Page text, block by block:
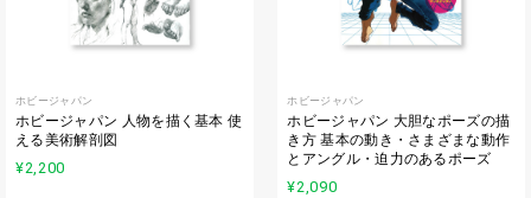
ホビージャパン
ホビージャパン 人物を描く基本 使
える美術解剖図
¥2,200
ホビージャパン
ホビージャパン 大胆なポーズの描
き方 基本の動き・さまざまな動作
とアングル・迫力のあるポーズ
¥2,090